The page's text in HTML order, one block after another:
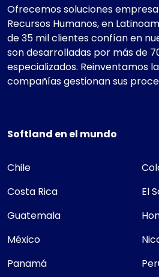
Ofrecemos soluciones
Recursos Humanos, en
de 35 mil clientes confían en
son desarrolladas por más de
especializados. Reinventamos
compañías gestionan sus
Softland en el mundo
Chile
Costa Rica
El
Guatemala
México
Panamá